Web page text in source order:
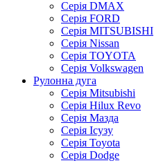
Серія DMAX
Серія FORD
Серія MITSUBISHI
Серія Nissan
Серія TOYOTA
Серія Volkswagen
Рулонна дуга
Серія Mitsubishi
Серія Hilux Revo
Серія Мазда
Серія Ісузу
Серія Toyota
Серія Dodge